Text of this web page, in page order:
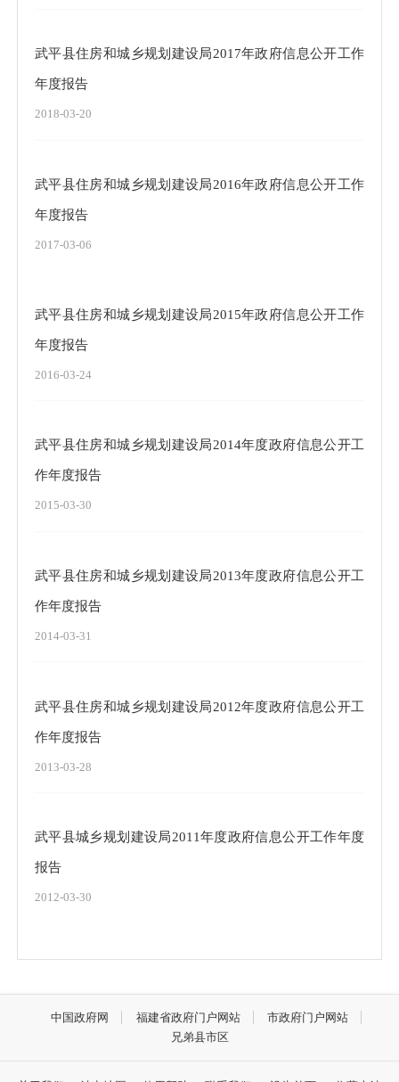
武平县住房和城乡规划建设局2017年政府信息公开工作
年度报告
2018-03-20
武平县住房和城乡规划建设局2016年政府信息公开工作
年度报告
2017-03-06
武平县住房和城乡规划建设局2015年政府信息公开工作
年度报告
2016-03-24
武平县住房和城乡规划建设局2014年度政府信息公开工
作年度报告
2015-03-30
武平县住房和城乡规划建设局2013年度政府信息公开工
作年度报告
2014-03-31
武平县住房和城乡规划建设局2012年度政府信息公开工
作年度报告
2013-03-28
武平县城乡规划建设局2011年度政府信息公开工作年度
报告
2012-03-30
中国政府网 福建省政府门户网站
市政府门户网站
兄弟县市区